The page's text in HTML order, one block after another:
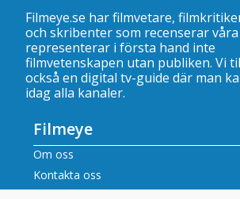
Filmeye.se har filmvetare,
och skribenter som recenserar
representerar i första hand inte
filmvetenskapen utan publiken. Vi
också en digital tv-guide där man
idag alla kanaler.
Filmeye
Om oss
Kontakta oss